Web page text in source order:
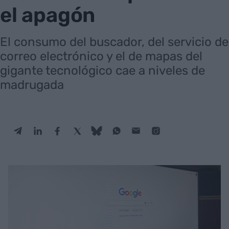
el apagón
El consumo del buscador, del servicio de
correo electrónico y el de mapas del
gigante tecnológico cae a niveles de
madrugada